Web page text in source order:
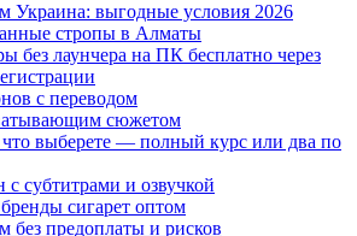
Украина: выгодные условия 2026
стропы в Алматы
без лаунчера на ПК бесплатно через
с переводом
сюжетом
выберете — полный курс или два по
субтитрами и озвучкой
сигарет оптом
без предоплаты и рисков